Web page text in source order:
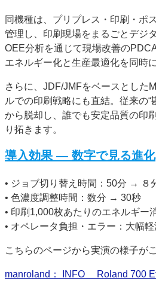
同機種は、プリプレス・印刷・ポ
管理し、印刷現場をまるごとデジ
OEE分析を通じて現場改善の
エネルギー化と生産最適化を同時
さらに、JDF/JMFをベースとした
ルでの印刷戦略にも直結。従来の“
から脱却し、誰でも安定品質の印
り拓きます。
導入効果 ― 数字で見る進化
• ジョブ切り替え時間：50分 → ８
• 色濃度調整時間：数分 → 30秒
• 印刷1,000枚あたりのエネルギー
• オペレータ負担・エラー：大幅軽
こちらのページから実演の様子が
manroland： INFO Roland 700